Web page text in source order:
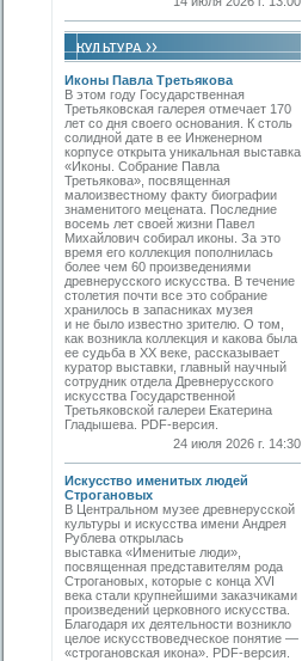
Иконы Павла Третьякова
В этом году Государственная
Третьяковская галерея отмечает 170
лет со дня своего основания. К столь
солидной дате в ее Инженерном
корпусе открыта уникальная выставка
«Иконы. Собрание Павла
Третьякова», посвященная
малоизвестному факту биографии
знаменитого мецената. Последние
восемь лет своей жизни Павел
Михайлович собирал иконы. За это
время его коллекция пополнилась
более чем 60 произведениями
древнерусского искусства. В течение
столетия почти все это собрание
хранилось в запасниках музея
и не было известно зрителю. О том,
как возникла коллекция и какова была
ее судьба в ХХ веке, рассказывает
куратор выставки, главный научный
сотрудник отдела Древнерусского
искусства Государственной
Третьяковской галереи Екатерина
Гладышева. PDF-версия.
24 июля 2026 г. 14:30
Искусство именитых людей
Строгановых
В Центральном музее древнерусской
культуры и искусства имени Андрея
Рублева открылась
выставка «Именитые люди»,
посвященная представителям рода
Строгановых, которые с конца XVI
века стали крупнейшими заказчиками
произведений церковного искусства.
Благодаря их деятельности возникло
целое искусствоведческое понятие —
«строгановская икона». PDF-версия.